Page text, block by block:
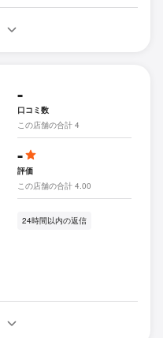
-
口コミ数
この店舗の合計 4
-
評価
この店舗の合計 4.00
24時間以内の返信